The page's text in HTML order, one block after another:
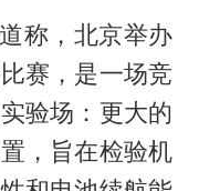
称，北京举办
赛，是一场竞
验场：更大的
，旨在检验机